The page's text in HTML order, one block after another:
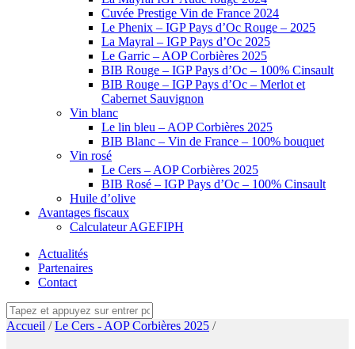
Cuvée Prestige Vin de France 2024
Le Phenix – IGP Pays d’Oc Rouge – 2025
La Mayral – IGP Pays d’Oc 2025
Le Garric – AOP Corbières 2025
BIB Rouge – IGP Pays d’Oc – 100% Cinsault
BIB Rouge – IGP Pays d’Oc – Merlot et
Cabernet Sauvignon
Vin blanc
Le lin bleu – AOP Corbières 2025
BIB Blanc – Vin de France – 100% bouquet
Vin rosé
Le Cers – AOP Corbières 2025
BIB Rosé – IGP Pays d’Oc – 100% Cinsault
Huile d’olive
Avantages fiscaux
Calculateur AGEFIPH
Actualités
Partenaires
Contact
Accueil /Le Cers - AOP Corbières 2025 /